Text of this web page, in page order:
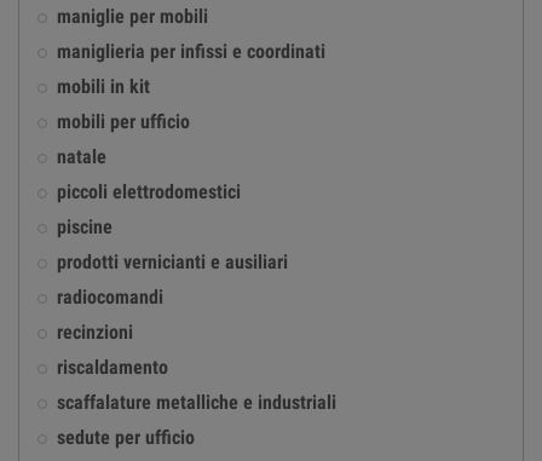
maniglie per mobili
maniglieria per infissi e coordinati
mobili in kit
mobili per ufficio
natale
piccoli elettrodomestici
piscine
prodotti vernicianti e ausiliari
radiocomandi
recinzioni
riscaldamento
scaffalature metalliche e industriali
sedute per ufficio